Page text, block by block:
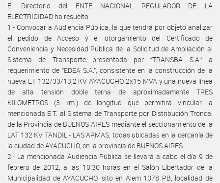
El Directorio del ENTE NACIONAL REGULADOR DE LA
ELECTRICIDAD ha resuelto:
1.- Convocar a Audiencia Pública, la que tendrá por objeto analizar
el pedido de Acceso y el otorgamiento del Certificado de
Conveniencia y Necesidad Pública de la Solicitud de Ampliación al
Sistema de Transporte presentada por “TRANSBA S.A.” a
requerimiento de “EDEA S.A.”, consistente en la construcción de la
nueva ET 132/33/13,2 KV AYACUCHO 2x15 MVA y una nueva línea
de alta tensión doble terna de aproximadamente TRES
KILOMETROS (3 km.) de longitud que permitirá vincular la
mencionada E.T. al Sistema de Transporte por Distribución Troncal
de la Provincia de BUENOS AIRES mediante el seccionamiento de la
LAT 132 KV TANDIL - LAS ARMAS, todas ubicadas en la cercanía de
la ciudad de AYACUCHO, en la provincia de BUENOS AIRES.
2.- La mencionada Audiencia Pública se llevará a cabo el día 9 de
febrero de 2012, a las 10:30 horas en el Salón Libertador de la
Municipalidad de AYACUCHO, sito en Alem 1078 PB, localidad de